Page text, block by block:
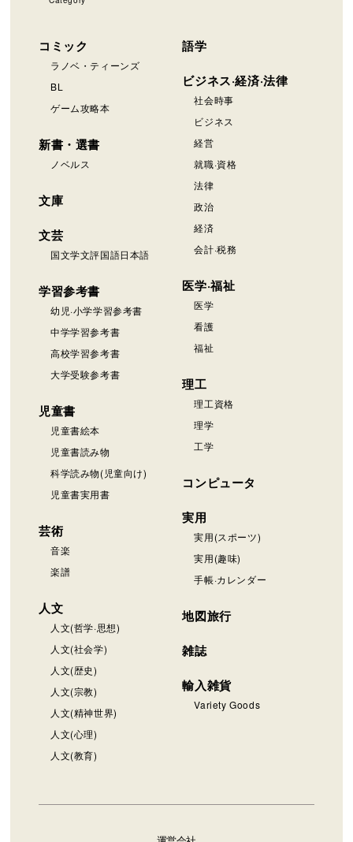
コミック
ラノベ・ティーンズ
BL
ゲーム攻略本
新書・選書
ノベルス
文庫
文芸
国文学文評国語日本語
学習参考書
幼児·小学学習参考書
中学学習参考書
高校学習参考書
大学受験参考書
児童書
児童書絵本
児童書読み物
科学読み物(児童向け)
児童書実用書
芸術
音楽
楽譜
人文
人文(哲学·思想)
人文(社会学)
人文(歴史)
人文(宗教)
人文(精神世界)
人文(心理)
人文(教育)
語学
ビジネス·経済·法律
社会時事
ビジネス
経営
就職·資格
法律
政治
経済
会計·税務
医学·福祉
医学
看護
福祉
理工
理工資格
理学
工学
コンピュータ
実用
実用(スポーツ)
実用(趣味)
手帳·カレンダー
地図旅行
雑誌
輸入雑貨
Variety Goods